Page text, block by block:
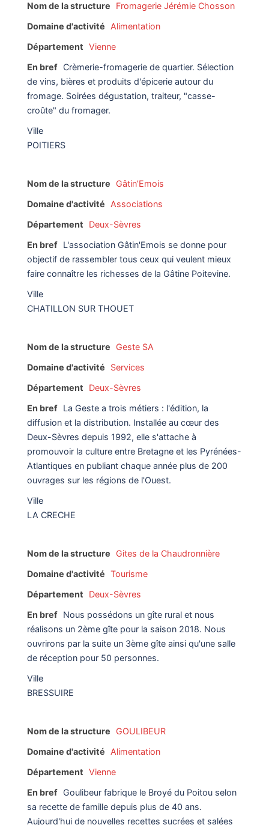
Nom de la structure
Fromagerie Jérémie Chosson
Domaine d'activité
Alimentation
Département Vienne
En bref Crèmerie-fromagerie de quartier. Sélection
de vins, bières et produits d'épicerie autour du
fromage. Soirées dégustation, traiteur, "casse-
croûte" du fromager.
Ville
POITIERS
Nom de la structure
Gâtin’Emois
Domaine d'activité
Associations
Département
Deux-Sèvres
En bref L'association Gâtin'Emois se donne pour
objectif de rassembler tous ceux qui veulent mieux
faire connaître les richesses de la Gâtine Poitevine.
Ville
CHATILLON SUR THOUET
Nom de la structure
Geste SA
Domaine d'activité
Services
Département
Deux-Sèvres
En bref La Geste a trois métiers : l'édition, la
diffusion et la distribution. Installée au cœur des
Deux-Sèvres depuis 1992, elle s'attache à
promouvoir la culture entre Bretagne et les Pyrénées-
Atlantiques en publiant chaque année plus de 200
ouvrages sur les régions de l'Ouest.
Ville
LA CRECHE
Nom de la structure
Gites de la Chaudronnière
Domaine d'activité Tourisme
Département
Deux-Sèvres
En bref Nous possédons un gîte rural et nous
réalisons un 2ème gîte pour la saison 2018. Nous
ouvrirons par la suite un 3ème gîte ainsi qu'une salle
de réception pour 50 personnes.
Ville
BRESSUIRE
Nom de la structure
GOULIBEUR
Domaine d'activité
Alimentation
Département Vienne
En bref Goulibeur fabrique le Broyé du Poitou selon
sa recette de famille depuis plus de 40 ans.
Aujourd'hui de nouvelles recettes sucrées et salées